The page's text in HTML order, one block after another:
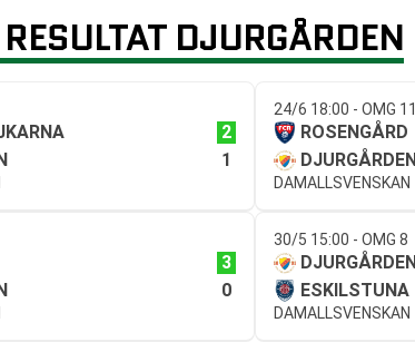
DJURGÅRDEN
2
1
24/6 18:00 - OMG 11
ROSENGÅRD
DJURGÅRDEN
DAMALLSVENSKAN
3
0
30/5 15:00 - OMG 8
DJURGÅRDEN
ESKILSTUNA
DAMALLSVENSKAN